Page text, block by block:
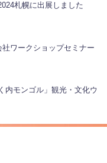
札幌に出展しました
ワークショップセミナー
内モンゴル」観光・文化ウ